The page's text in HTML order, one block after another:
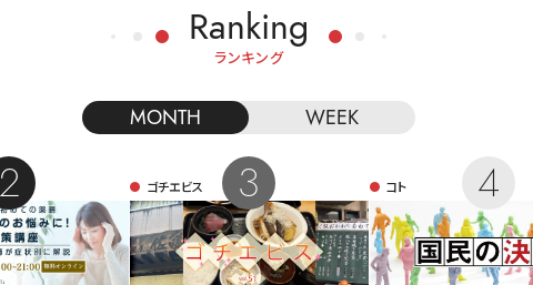
Ranking
ランキング
MONTH WEEK
ゴチエビス コト